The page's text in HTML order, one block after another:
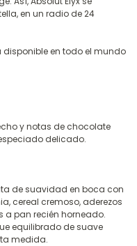
en un radio de 24
disponible en todo el mundo
y notas de chocolate
delicado.
de suavidad en boca con
cereal cremoso, aderezos
pan recién horneado.
equilibrado de suave
medida.